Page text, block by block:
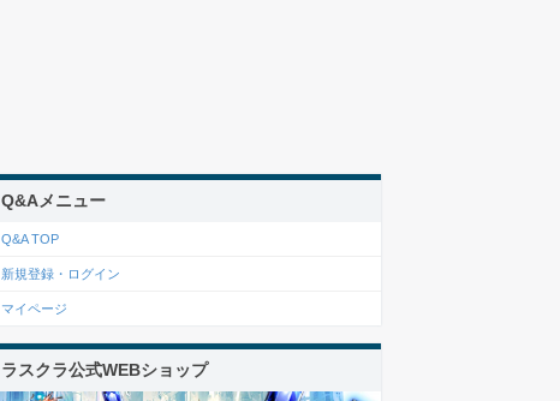
Q&Aメニュー
Q&A TOP
新規登録・ログイン
マイページ
ラスクラ公式WEBショップ